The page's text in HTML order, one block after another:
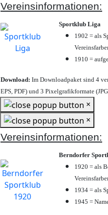
Vereinsinformationen:
Sportklub Liga
1902 = als
1910 =
Download: Im Downloadpaket sind 4
EPS, PDF) und 3 Pixelgrafikformate
×
×
Vereinsinformationen:
Berndorfer
1920 = als
1934 = als
1945 =